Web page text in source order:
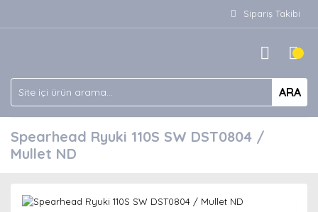
Sipariş Takibi
ARA
Spearhead Ryuki 110S SW DST0804 /
Mullet ND